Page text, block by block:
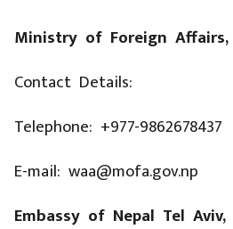
Ministry of Foreign Affairs,
Contact Details:
Telephone: ​+977-9862678437
E-mail: waa@mofa.gov.np
Embassy of Nepal Tel Aviv,